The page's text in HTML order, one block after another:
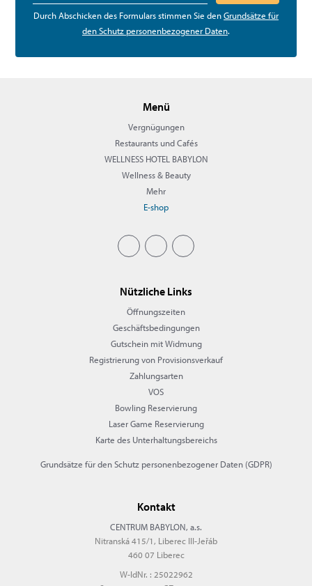
Durch Abschicken des Formulars stimmen Sie denGrundsätze für
den Schutz personenbezogener Daten.
Menü
Vergnügungen
Restaurants und Cafés
WELLNESS HOTEL BABYLON
Wellness & Beauty
Mehr
E-shop
Nützliche Links
Öffnungszeiten
Geschäftsbedingungen
Gutschein mit Widmung
Registrierung von Provisionsverkauf
Zahlungsarten
VOS
Bowling Reservierung
Laser Game Reservierung
Karte des Unterhaltungsbereichs
Grundsätze für den Schutz personenbezogener Daten (GDPR)
Kontakt
CENTRUM BABYLON, a.s.
Nitranská 415/1, Liberec III-Jeřáb
460 07 Liberec
W-IdNr. : 25022962